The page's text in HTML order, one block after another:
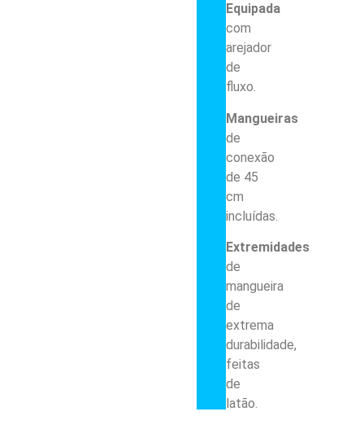
Equipada
com
arejador
de
fluxo.
Mangueiras
de
conexão
de 45
cm
incluídas.
Extremidades
de
mangueira
de
extrema
durabilidade,
feitas
de
latão.